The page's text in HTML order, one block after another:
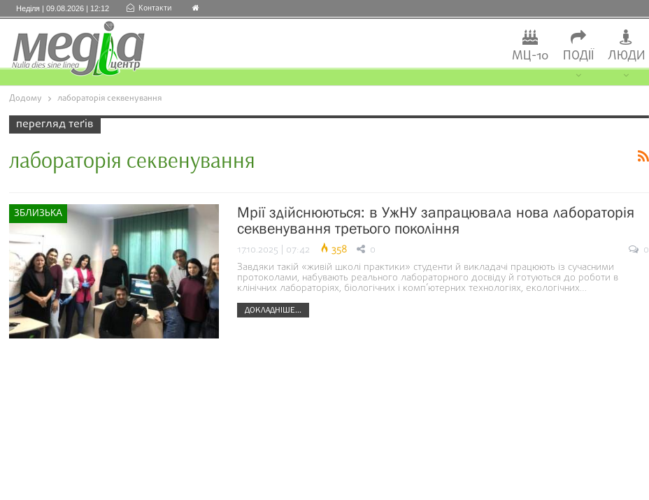
Неділя | 09.08.2026 | 12:12 Контакти
МЦ-10 ПОДІЇ ЛЮДИ
Додому лабораторія секвенування
перегляд теґів
лабораторія секвенування
ЗБЛИЗЬКА
Мрії здійснюються: в УжНУ запрацювала нова лабораторія
секвенування третього покоління
17.10.2025 | 07:42 358 0
0
Завдяки такій «живій школі практики» студенти й викладачі працюють із сучасними
протоколами, набувають реального лабораторного досвіду й готуються до роботи в
клінічних лабораторіях, біологічних і комп’ютерних технологіях, екологічних…
ДОКЛАДНІШЕ...